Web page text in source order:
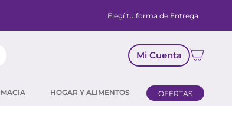
Elegí tu forma de Entrega
Mi Cuenta
HOGAR Y ALIMENTOS OFERTAS